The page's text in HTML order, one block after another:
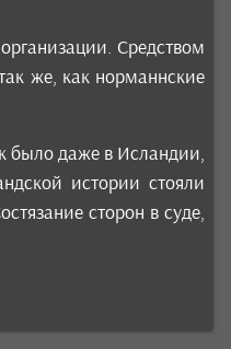
Средством
же, как норманнские
было даже в Исландии,
истории стояли
сторон в суде,